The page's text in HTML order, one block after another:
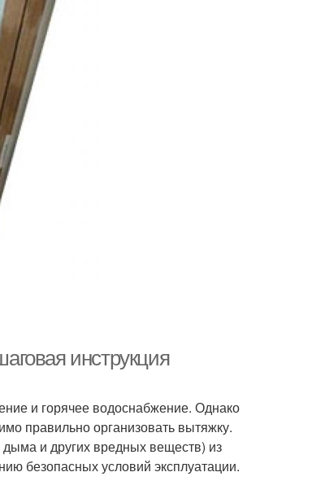
инструкция
и горячее водоснабжение. Однако
правильно организовать вытяжку.
дыма и других вредных веществ) из
безопасных условий эксплуатации.